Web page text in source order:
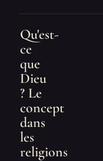
Qu'est-
ce
que
Dieu
? Le
concept
dans
les
religions